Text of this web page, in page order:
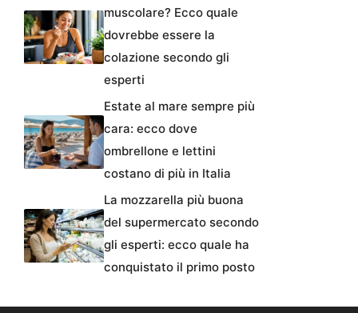
muscolare? Ecco quale
dovrebbe essere la
colazione secondo gli
esperti
Estate al mare sempre più
cara: ecco dove
ombrellone e lettini
costano di più in Italia
La mozzarella più buona
del supermercato secondo
gli esperti: ecco quale ha
conquistato il primo posto